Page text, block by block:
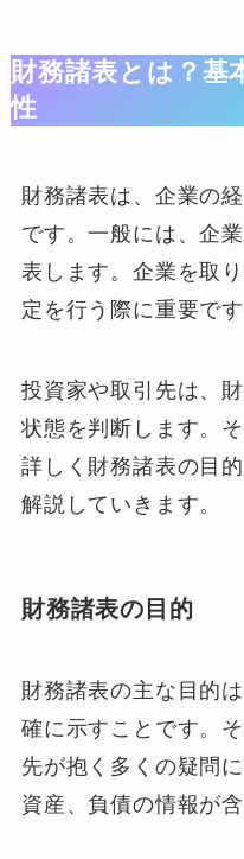
財務諸表とは？基
性
財務諸表は、企業の
です。一般には、企
表します。企業を取
定を行う際に重要です
投資家や取引先は、
状態を判断します。
詳しく財務諸表の目
解説していきます。
財務諸表の目的
財務諸表の主な目的
確に示すことです。
先が抱く多くの疑問
資産、負債の情報が含